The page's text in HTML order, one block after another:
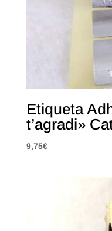
Etiqueta
t’agradi»
9,75€